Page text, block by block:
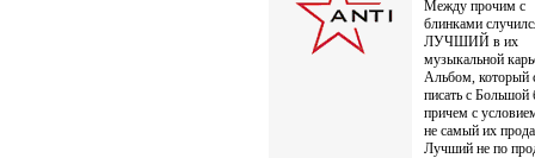
Между прочим с
блинками
ЛУЧШИЙ в их
музыкальной
Альбом, который
писать с Большой
причем с
не самый их
Лучший не по